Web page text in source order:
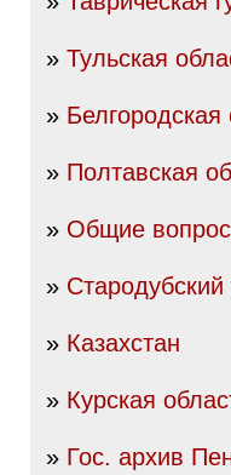
» Тульская
» Белгородская
» Полтавская
» Общие
» Стародубский
» Казахстан
» Курская
» Гос. архив